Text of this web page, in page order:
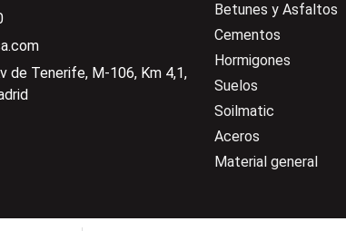
de Tenerife, M-106, Km 4,1,
Betunes y Asfaltos
Cementos
Hormigones
Suelos
Soilmatic
Aceros
Material general